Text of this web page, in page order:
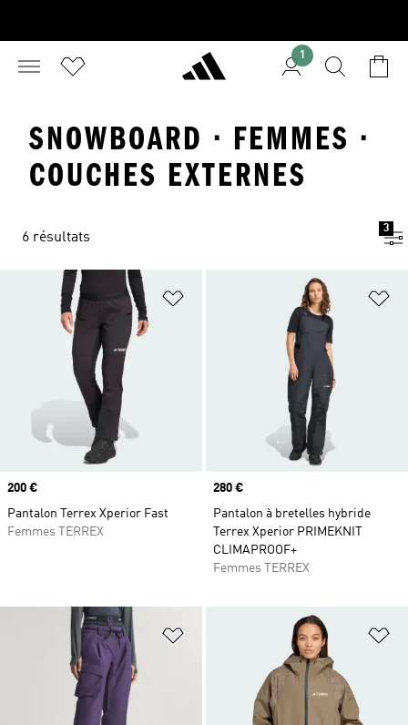
1
SNOWBOARD · FEMMES ·
COUCHES EXTERNES
6 résultats
3
Ajouter à la Liste de produits
Prix
200 €
Pantalon Terrex Xperior Fast
Femmes TERREX
Prix
280 €
Pantalon à bretelles hybride
Terrex Xperior PRIMEKNIT
CLIMAPROOF+
Femmes TERREX
Ajouter à la Liste de produits